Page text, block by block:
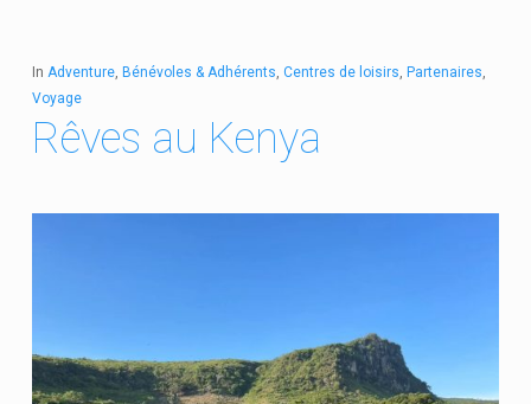
In Adventure, Bénévoles & Adhérents, Centres de loisirs, Partenaires,
Voyage
Rêves au Kenya